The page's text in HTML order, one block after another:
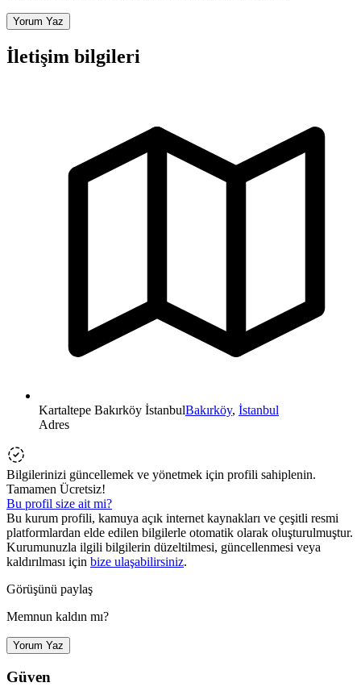
Yorum Yaz
İletişim bilgileri
Kartaltepe Bakırköy İstanbulBakırköy, İstanbul
Adres
Bilgilerinizi güncellemek ve yönetmek için profili sahiplenin.
Tamamen Ücretsiz!
Bu profil size ait mi?
Bu kurum profili, kamuya açık internet kaynakları ve çeşitli resmi
platformlardan elde edilen bilgilerle otomatik olarak oluşturulmuştur.
Kurumunuzla ilgili bilgilerin düzeltilmesi, güncellenmesi veya
kaldırılması için bize ulaşabilirsiniz.
Görüşünü paylaş
Memnun kaldın mı?
Yorum Yaz
Güven